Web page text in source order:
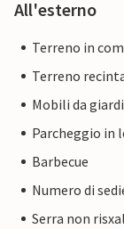
All'esterno
Terreno in
Terreno
Mobili da
Parcheggio in
Barbecue
Numero di
Serra non